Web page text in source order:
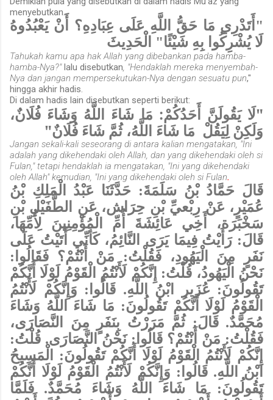
menyebutkan.
"أَتَدْرِي مَا حَقُّ اللَّهِ عَلَى عِبَادِهِ؟ أَنْ يَعْبُدُوهُ
لَا يُشْرِكُوا بِهِ شَيْئًا" الْحَدِيثَ
Tahukah kamu apa hak Allah yang dibebankan pada hamba-
hamba-Nya?"lalu disebutkan , "Hendaklah mereka menyembah-
Nya dan jangan mempersekutukan-Nya dengan sesuatu pun,"
hingga akhir hadis.
Di dalam hadis lain disebutkan seperti berikut:
"لَا يَقُولَنَّ أَحَدُكُمْ: مَا شَاءَ اللَّهُ وَشَاءَ فُلَانٌ،
وَلَكِنْ لِيَقُلْ مَا شَاءَ اللَّهُ، ثُمَّ شَاءَ فُلَانٌ"
Jangan sekali-kali seseorang di antara kalian mengatakan, "Ini
adalah yang dikehendaki oleh Allah, dan yang dikehendaki oleh si
Fulan," tetapi hendaklah ia mengatakan, "Ini yang dikehendaki
oleh Allah" kemudian, "Ini yang dikehendaki oleh si Fulan.
قَالَ حَمَّادُ بْنُ سَلَمَةَ: حَدَّثَنَا عَبْدُ الْمَلِكِ بْنُ
عُمَيْرٍ، عَنْ رِبْعيِّ بْنِ حِرَاش، عَنِ الطُّفَيْلِ بْنِ
سَخْبَرَة، أَخِي عَائِشَةَ أُمِّ الْمُؤْمِنِينَ لِأُمِّهَا،
قَالَ: رَأَيْتُ فِيمَا يَرَى النَّائِمُ، كَأَنِّي أَتَيْتُ عَلَى
نَفَرٍ مِنَ الْيَهُودِ، فَقُلْتُ: مَنْ أَنْتُمْ؟ فَقَالُوا:
نَحْنُ الْيَهُودُ، قُلْتُ: إِنَّكُمْ لَأَنْتُمُ الْقَوْمُ لَوْلَا أَنَّكُمْ
تَقُولُونَ: عُزَير ابْنُ اللَّهِ. قَالُوا: وَإِنَّكُمْ لَأَنْتُمُ
الْقَوْمُ لَوْلَا أَنَّكُمْ تَقُولُونَ: مَا شَاءَ اللَّهُ وَشَاءَ
مُحَمَّدٌ. قَالَ: ثُمَّ مَرَرْتُ بِنَفَرٍ مِنَ النَّصَارَى،
فَقُلْتُ: مَنْ أَنْتُمْ؟ قَالُوا: نَحْنُ النَّصَارَى. قُلْتُ:
إِنَّكُمْ لَأَنْتُمُ الْقَوْمُ لَوْلَا أَنَّكُمْ تَقُولُونَ: الْمَسِيحُ
ابْنُ اللَّهِ. قَالُوا: وَإِنَّكُمْ لَأَنْتُمُ الْقَوْمُ لَوْلَا أَنَّكُمْ
تَقُولُونَ: مَا شَاءَ اللَّهُ وَشَاءَ مُحَمَّدٌ. فَلَمَّا